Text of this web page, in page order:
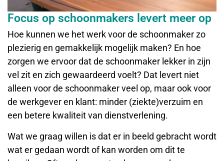
Focus op schoonmakers levert meer op
Hoe kunnen we het werk voor de schoonmaker zo
plezierig en gemakkelijk mogelijk maken? En hoe
zorgen we ervoor dat de schoonmaker lekker in zijn
vel zit en zich gewaardeerd voelt? Dat levert niet
alleen voor de schoonmaker veel op, maar ook voor
de werkgever en klant: minder (ziekte)verzuim en
een betere kwaliteit van dienstverlening.
Wat we graag willen is dat er in beeld gebracht wordt
wat er gedaan wordt of kan worden om dit te